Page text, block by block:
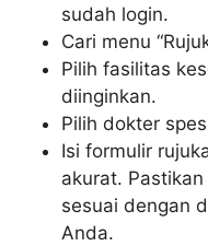
sudah login.
Cari menu
Pilih fasilitas
diinginkan.
Pilih dokter
Isi formulir
akurat.
sesuai dengan
Anda.